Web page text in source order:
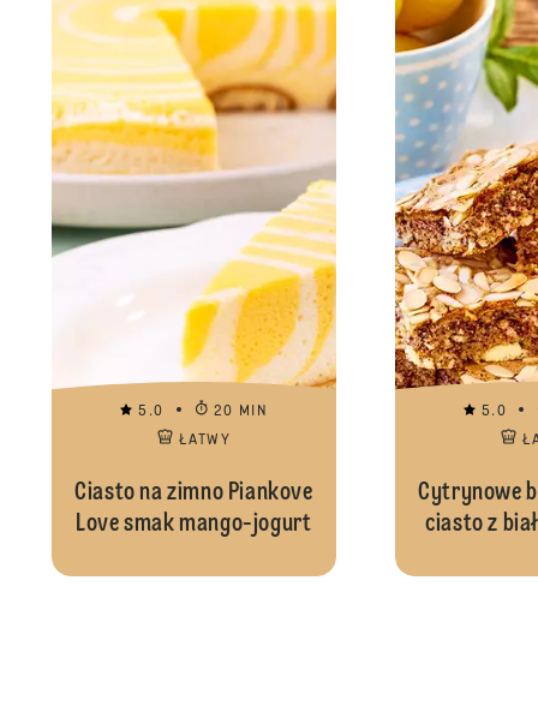
5.0
20 MIN
ŁATWY
Ciasto na zimno Piankove
Love smak mango-jogurt
5.0
Cytrynowe
ciasto z